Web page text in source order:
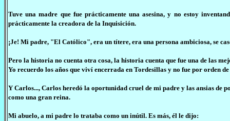
Tuve una madre que fue prácticamente una asesina, y no estoy
prácticamente la creadora de la Inquisición.
¡Je! Mi padre, "El Católico", era un títere, era una persona ambiciosa, se
Pero la historia no cuenta otra cosa, la historia cuenta que fue una de las
Yo recuerdo los años que viví encerrada en Tordesillas y no fue por orden
Y Carlos..., Carlos heredó la oportunidad cruel de mi padre y las ansias de
como una gran reina.
Mi abuelo, a mi padre lo trataba como un inútil. Es más, él le dijo: